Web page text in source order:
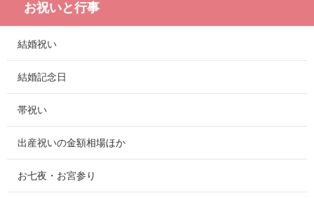
お祝いと行事
結婚祝い
結婚記念日
帯祝い
出産祝いの金額相場ほか
お七夜・お宮参り